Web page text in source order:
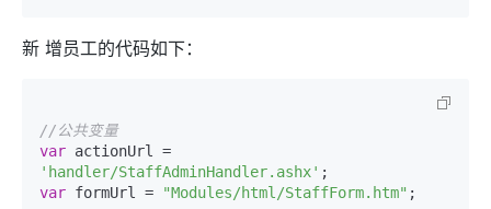
新 增员工的代码如下：
//公共变量
var
'handler/StaffAdminHandler.ashx'
var formUrl = "Modules/html/StaffForm.htm" ;